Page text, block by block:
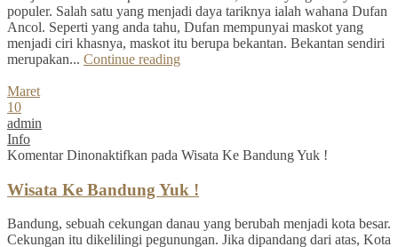
populer. Salah satu yang menjadi daya tariknya ialah wahana Dufan
Ancol. Seperti yang anda tahu, Dufan mempunyai maskot yang
menjadi ciri khasnya, maskot itu berupa bekantan. Bekantan sendiri
merupakan... Continue reading
Maret
10
admin
Info
Komentar Dinonaktifkan pada Wisata Ke Bandung Yuk !
Wisata Ke Bandung Yuk !
Bandung, sebuah cekungan danau yang berubah menjadi kota besar.
Cekungan itu dikelilingi pegunungan. Jika dipandang dari atas, Kota